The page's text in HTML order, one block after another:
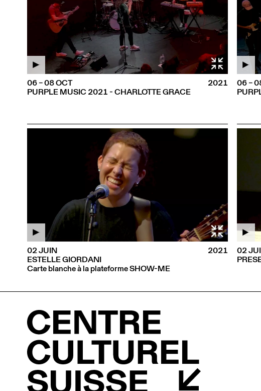
PURPLE MUSIC 2021 - CHARLOTTE GRACE
06 – 08 OCT 2021 06 –
ESTELLE GIORDANI
Carte blanche à la plateforme SHOW-ME
02 JUIN 2021 02